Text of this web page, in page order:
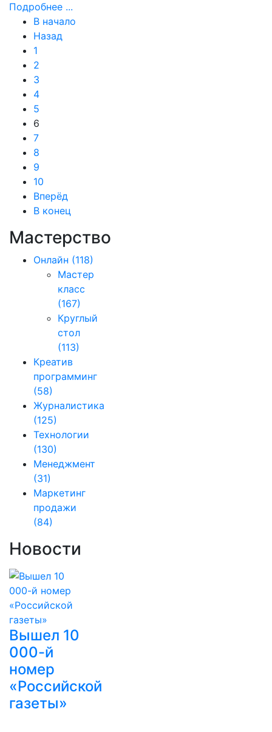
Подробнее ...
В начало
Назад
1
2
3
4
5
6
7
8
9
10
Вперёд
В конец
Мастерство
Онлайн (118)
Мастер
класс
(167)
Круглый
стол
(113)
Креатив
программинг
(58)
Журналистика
(125)
Технологии
(130)
Менеджмент
(31)
Маркетинг
продажи
(84)
Новости
Вышел 10
000-й
номер
«Российской
газеты»